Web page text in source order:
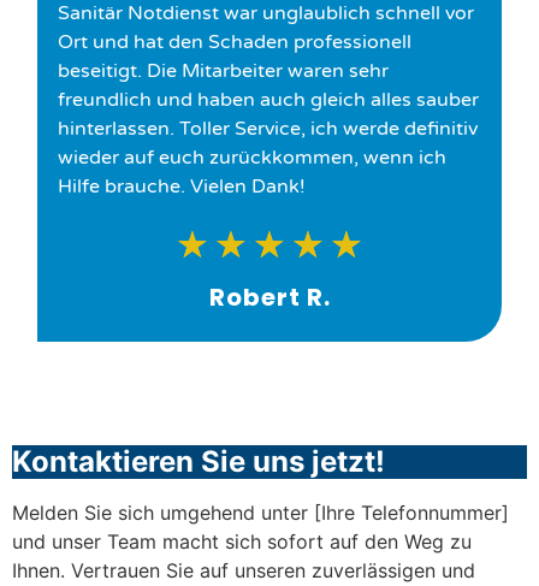
Sanitär Notdienst war unglaublich schnell vor
Ort und hat den Schaden professionell
beseitigt. Die Mitarbeiter waren sehr
freundlich und haben auch gleich alles sauber
hinterlassen. Toller Service, ich werde definitiv
wieder auf euch zurückkommen, wenn ich
Hilfe brauche. Vielen Dank!
★ ★ ★ ★ ★
Robert R.
Kontaktieren Sie uns jetzt!
Melden Sie sich umgehend unter [Ihre Telefonnummer]
und unser Team macht sich sofort auf den Weg zu
Ihnen. Vertrauen Sie auf unseren zuverlässigen und